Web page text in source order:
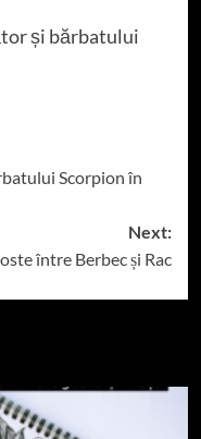
și bărbatului
Scorpion în
Next:
între Berbec și Rac